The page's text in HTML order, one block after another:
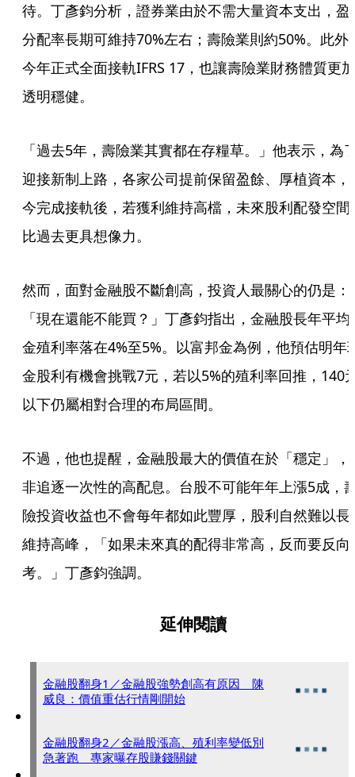
待。丁彥鈞分析，證券業由於不需大量資本支出，盈
分配率長期可維持70%左右；壽險業則約50%。此外
今年正式全面接軌IFRS 17，也讓壽險業財務體質更加
透明穩健。
「過去5年，壽險業其實都在存糧草。」他表示，為
迎接新制上路，各家公司提前保留盈餘、厚植資本，
今完成接軌後，若獲利維持高檔，未來股利配發空間
比過去更具想像力。
然而，面對金融股不斷創高，投資人最關心的仍是：
「現在還能不能買？」丁彥鈞指出，金融股長年平均
金殖利率落在4%至5%。以富邦金為例，他預估明年
金股利有機會挑戰7元，若以5%的殖利率回推，140
以下仍屬相對合理的布局區間。
不過，他也提醒，金融股最大的價值在於「穩定」，
非追逐一次性的高配息。台股不可能年年上漲5成，
險投資收益也不會每年都如此豐厚，股利自然難以長
維持高峰，「如果未來真的配得非常高，反而要反向
考。」丁彥鈞強調。
延伸閱讀
金融股翻身1／金融股強勢創高有原因 陳
威良：價值重估行情剛開始
金融股翻身2／金融股漲高、殖利率變低別
急著跑 專家曝存股賺錢關鍵